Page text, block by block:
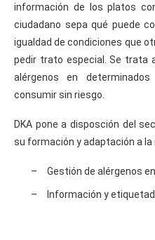
información de los platos
ciudadano sepa qué puede
igualdad de condiciones que
pedir trato especial. Se trata
alérgenos en
consumir sin riesgo.
DKA pone a disposción del
su formación y adaptación a la
– Gestión de alérgenos
– Información y